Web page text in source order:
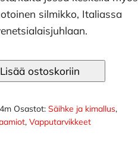
silmikko, Italiassa
Lisää ostoskoriin
Osastot:Säihke ja kimallus,
,Vapputarvikkeet